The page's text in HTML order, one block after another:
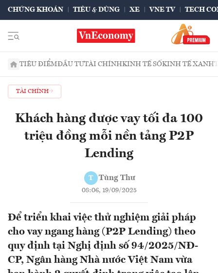
CHỨNG KHOÁN TIÊU & DÙNG XE VNE TV TECH
TIÊU ĐIỂMĐẦU TƯTÀI CHÍNHKINH TẾ SỐKINH TẾ XANH
TÀI CHÍNH
Khách hàng được vay tối đa 100
triệu đồng mỗi nền tảng P2P
Lending
T Tùng Thư
08:06, 19/09/2025
Để triển khai việc thử nghiệm giải pháp
cho vay ngang hàng (P2P Lending) theo
quy định tại Nghị định số 94/2025/NĐ-
CP, Ngân hàng Nhà nước Việt Nam vừa